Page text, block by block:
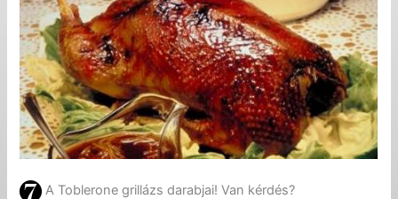
A Toblerone grillázs darabjai! Van kérdés?